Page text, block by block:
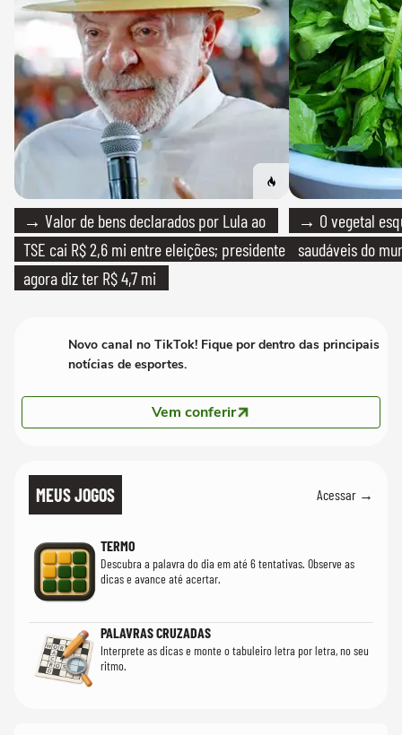
→ Valor de bens declarados por Lula ao
TSE cai R$ 2,6 mi entre eleições; presidente
agora diz ter R$ 4,7 mi
→ O vegetal
saudáveis do
Novo canal no TikTok! Fique por dentro das principais
notícias de esportes.
Vem conferir
MEUS JOGOS Acessar →
TERMO
Descubra a palavra do dia em até 6 tentativas. Observe as
dicas e avance até acertar.
PALAVRAS CRUZADAS
Interprete as dicas e monte o tabuleiro letra por letra, no seu
ritmo.